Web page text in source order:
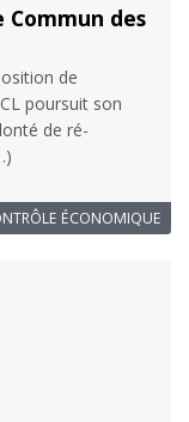
ÉCONOMIQUE
Commun des
de
poursuit son
de ré-